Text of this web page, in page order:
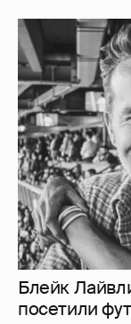
Блейк
посетили